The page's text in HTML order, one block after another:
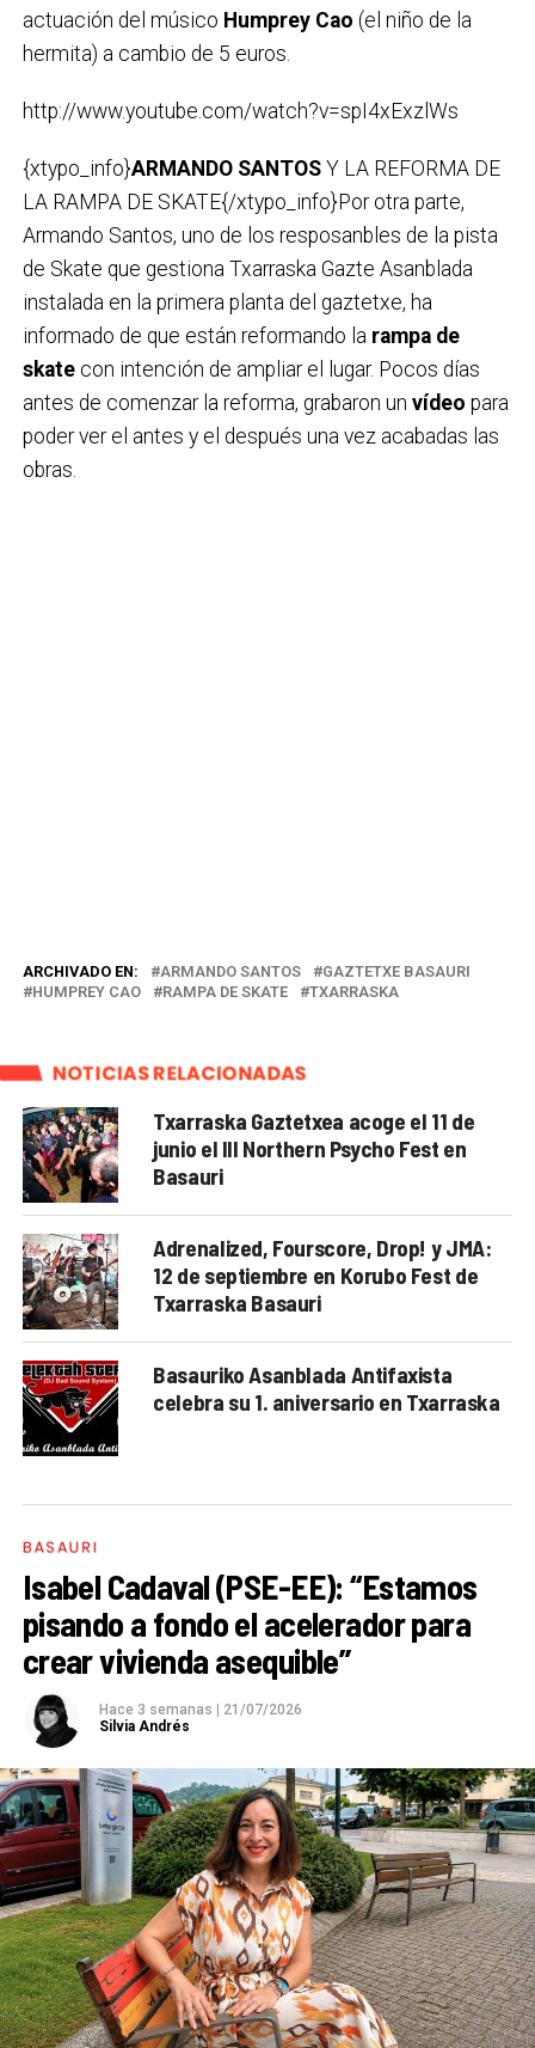
actuación del músico Humprey Cao (el niño de la
hermita) a cambio de 5 euros.
http://www.youtube.com/watch?v=spI4xExzlWs
{xtypo_info}ARMANDO SANTOSY LA REFORMA DE
LA RAMPA DE SKATE{/xtypo_info}Por otra parte,
Armando Santos, uno de los resposanbles de la pista
de Skate que gestiona Txarraska Gazte Asanblada
instalada en la primera planta del gaztetxe, ha
informado de que están reformando la rampa de
skatecon intención de ampliar el lugar. Pocos días
antes de comenzar la reforma, grabaron un vídeo para
poder ver el antes y el después una vez acabadas las
obras.
ARCHIVADO EN: ARMANDO SANTOS
GAZTETXE BASAURI
HUMPREY CAO
RAMPA DE SKATE TXARRASKA
NOTICIAS RELACIONADAS
Txarraska Gaztetxea acoge el 11 de
junio el III Northern Psycho Fest en
Basauri
Adrenalized, Fourscore, Drop! y JMA:
12 de septiembre en Korubo Fest de
Txarraska Basauri
Basauriko Asanblada Antifaxista
celebra su 1. aniversario en Txarraska
BASAURI
Isabel Cadaval (PSE-EE): “Estamos
pisando a fondo el acelerador para
crear vivienda asequible”
Hace 3 semanas
21/07/2026
Silvia Andrés